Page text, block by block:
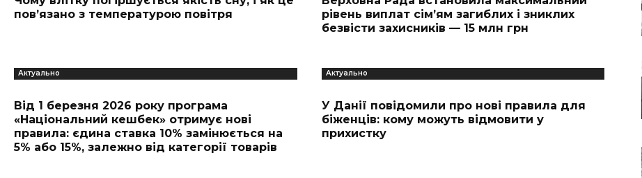
пов’язано з температурою повітря
рівень виплат сім’ям загиблих і зниклих
безвісти захисників — 15 млн грн
Актуально
Від 1 березня 2026 року програма
«Національний кешбек» отримує нові
правила: єдина ставка 10% замінюється на
5% або 15%, залежно від категорії товарів
Актуально
У Данії повідомили про нові правила для
біженців: кому можуть відмовити у
прихистку